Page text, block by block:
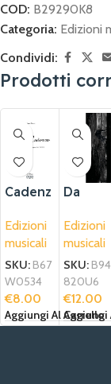
COD: B29290K8
Categoria: Edizioni
Condividi:
Prodotti
Cadenz
Edizioni
musicali
SKU: B67
W0534
€8.00
Aggiungi Al Carrello
Da
onia
d’acque
Edizioni
musicali
SKU: B94
820U6
€12.00
Aggiungi